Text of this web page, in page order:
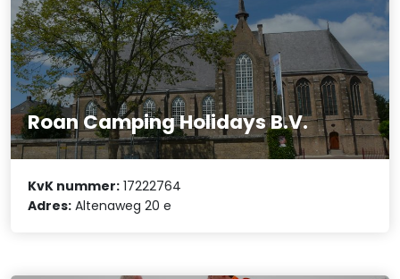
Roan Camping Holidays B.V.
KvK nummer: 17222764
Adres: Altenaweg 20 e